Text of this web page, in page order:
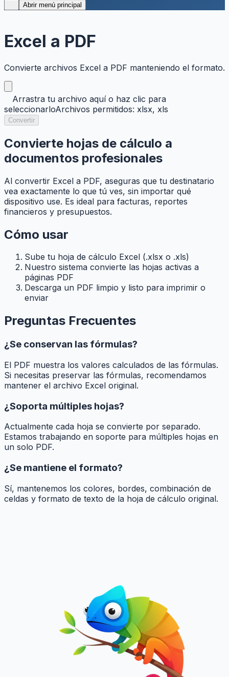
Abrir menú principal
Excel a PDF
Convierte archivos Excel a PDF manteniendo el formato.
Arrastra tu archivo aquí o haz clic para
seleccionarloArchivos permitidos: xlsx, xls
Convertir
Convierte hojas de cálculo a
documentos profesionales
Al convertir Excel a PDF, aseguras que tu destinatario
vea exactamente lo que tú ves, sin importar qué
dispositivo use. Es ideal para facturas, reportes
financieros y presupuestos.
Cómo usar
Sube tu hoja de cálculo Excel (.xlsx o .xls)
Nuestro sistema convierte las hojas activas a
páginas PDF
Descarga un PDF limpio y listo para imprimir o
enviar
Preguntas Frecuentes
¿Se conservan las fórmulas?
El PDF muestra los valores calculados de las fórmulas.
Si necesitas preservar las fórmulas, recomendamos
mantener el archivo Excel original.
¿Soporta múltiples hojas?
Actualmente cada hoja se convierte por separado.
Estamos trabajando en soporte para múltiples hojas en
un solo PDF.
¿Se mantiene el formato?
Sí, mantenemos los colores, bordes, combinación de
celdas y formato de texto de la hoja de cálculo original.